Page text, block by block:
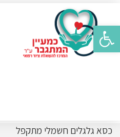
פתח סרגל נגישות
כסא גלגלים חשמלי מתקפל